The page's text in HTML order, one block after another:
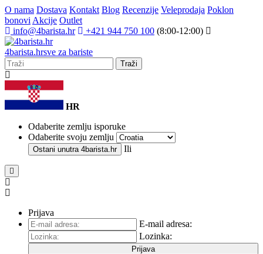
O nama Dostava Kontakt Blog Recenzije Veleprodaja Poklon
bonovi Akcije Outlet
info@4barista.hr
+421 944 750 100 (8:00-12:00)
4barista.hrsve za bariste
Traži
HR
Odaberite zemlju isporuke
Odaberite svoju zemlju
Ostani unutra 4barista.hr Ili
Prijava
E-mail adresa:
Lozinka:
Prijava